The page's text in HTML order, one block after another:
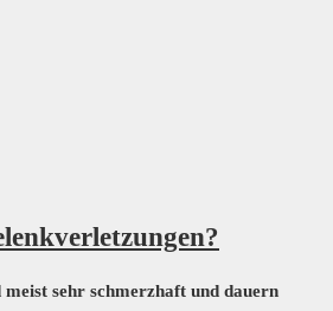
sehr schmerzhaft und dauern